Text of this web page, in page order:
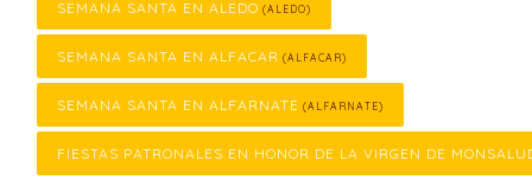
SEMANA SANTA EN ALEDO (ALEDO)
SEMANA SANTA EN ALFACAR (ALFACAR)
SEMANA SANTA EN ALFARNATE (ALFARNATE)
FIESTAS PATRONALES EN HONOR DE LA VIRGEN DE